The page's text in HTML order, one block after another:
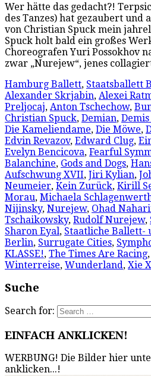
Wer hätte das gedacht?!
des Tanzes) hat gezaubert und
von Christian Spuck mein
Spuck holt bald ein großes
Choreografen Yuri Possokhov
zwar „Nurejew“, jenes
Hamburg Ballett, Staatsballett
Alexander Skrjabin, Alexei
Preljocaj, Anton Tschechow,
Christian Spuck, Demian,
Die Kameliendame, Die Möwe,
Edvin Revazov, Edward Clug,
Evelyn Bencicova, Fearful
Balanchine, Gods and Dogs,
Aufschwung XVII, Jiri Kylian,
Neumeier, Kein Zurück, Kirill
Morau, Michaela
Nijinsky, Nurejew, Ohad
Tschaikowsky, Rudolf Nurejew,
Sharon Eyal, Staatliche Ballett-
Berlin, Surrugate Cities,
KLASSE!, The Times Are Racing,
Winterreise, Wunderland, Xie
Suche
Search for:
EINFACH ANKLICKEN!
WERBUNG! Die Bilder hier
anklicken...!